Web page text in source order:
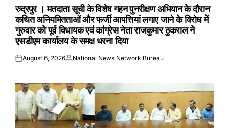
रुद्रपुर । मतदाता सूची के विशेष गहन पुनरीक्षण अभियान के दौरान
कथित अनियमितताओं और फर्जी आपत्तियां लगाए जाने के विरोध में
गुरुवार को पूर्व विधायक एवं कांग्रेस नेता राजकुमार ठुकराल ने
एसडीएम कार्यालय के समक्ष धरना दिया
Posted
August 6, 2026Posted
National News Network Bureau